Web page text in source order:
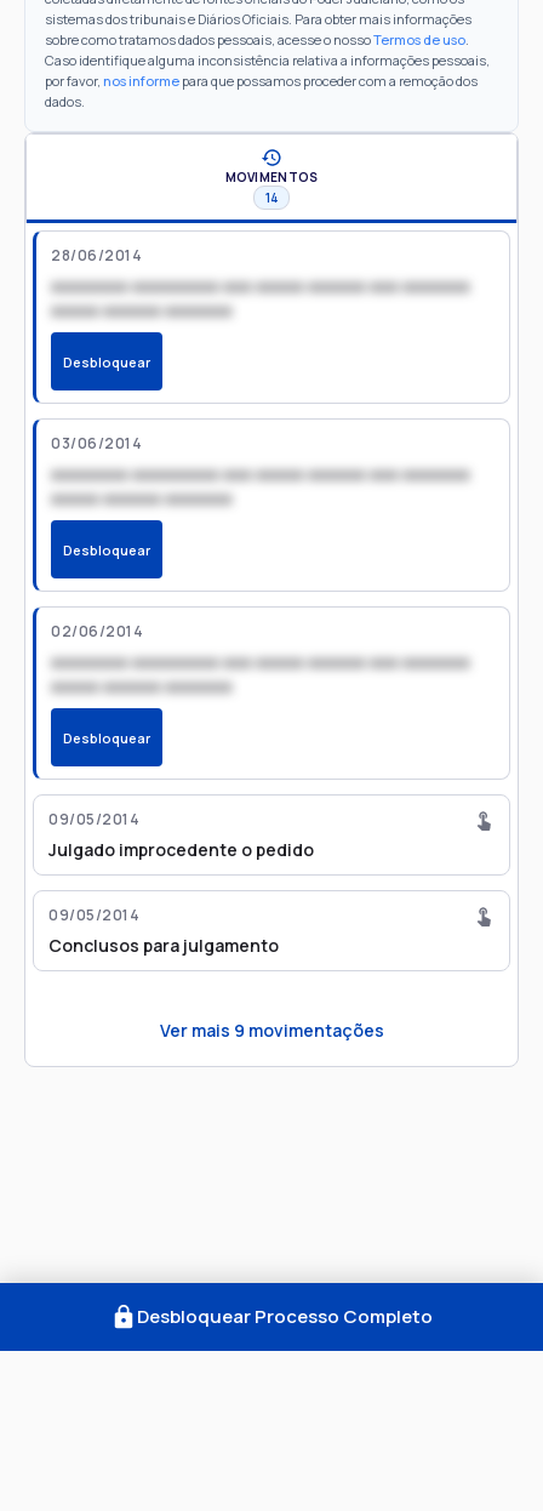
sistemas dos tribunais e Diários Oficiais. Para obter mais informações
sobre como tratamos dados pessoais, acesse o nossoTermos de uso.
Caso identifique alguma inconsistência relativa a informações pessoais,
por favor, nos informe para que possamos proceder com a remoção dos
dados.
MOVIMENTOS
14
28/06/2014
xxxxxxxx xxxxxxxxx xxx xxxxx xxxxxx xxx xxxxxxx
xxxxx xxxxxx xxxxxxx
Desbloquear
03/06/2014
xxxxxxxx xxxxxxxxx xxx xxxxx xxxxxx xxx xxxxxxx
xxxxx xxxxxx xxxxxxx
Desbloquear
02/06/2014
xxxxxxxx xxxxxxxxx xxx xxxxx xxxxxx xxx xxxxxxx
xxxxx xxxxxx xxxxxxx
Desbloquear
09/05/2014
Julgado improcedente o pedido
09/05/2014
Conclusos para julgamento
Ver mais 9 movimentações
Desbloquear Processo Completo